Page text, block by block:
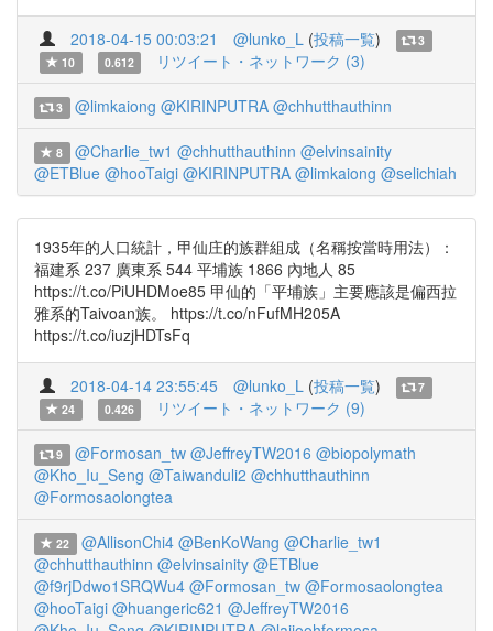
2018-04-15 00:03:21 @lunko_L (投稿一覧)
3
10
0.612 リツイート・ネットワーク (3)
3 @limkaiong @KIRINPUTRA @chhutthauthinn
8 @Charlie_tw1 @chhutthauthinn @elvinsainity
@ETBlue @hooTaigi @KIRINPUTRA @limkaiong @selichiah
1935年的人口統計，甲仙庄的族群組成（名稱按當時用法）：
福建系 237 廣東系 544 平埔族 1866 內地人 85
https://t.co/PiUHDMoe85 甲仙的「平埔族」主要應該是偏西拉
雅系的Taivoan族。 https://t.co/nFufMH205A
https://t.co/iuzjHDTsFq
2018-04-14 23:55:45 @lunko_L (投稿一覧)
7
24
0.426 リツイート・ネットワーク (9)
9 @Formosan_tw @JeffreyTW2016 @biopolymath
@Kho_Iu_Seng @Taiwanduli2 @chhutthauthinn
@Formosaolongtea
22 @AllisonChi4 @BenKoWang @Charlie_tw1
@chhutthauthinn @elvinsainity @ETBlue
@f9rjDdwo1SRQWu4 @Formosan_tw @Formosaolongtea
@hooTaigi @huangeric621 @JeffreyTW2016